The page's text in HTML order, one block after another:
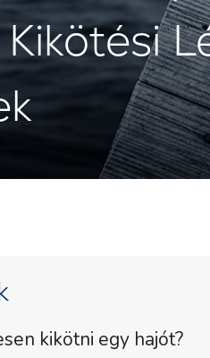
kikötni egy hajót?